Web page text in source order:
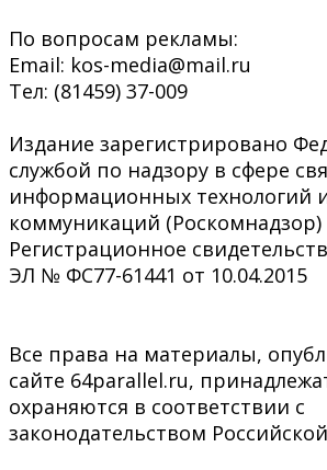
По вопросам рекламы:
Email: kos-media@mail.ru
Тел: (81459) 37-009
Издание зарегистрировано
службой по надзору в сфере
информационных технологий
коммуникаций (Роскомнадзор)
Регистрационное
ЭЛ № ФС77-61441 от 10.04.2015
Все права на материалы,
сайте 64parallel.ru,
охраняются в соответствии с
законодательством